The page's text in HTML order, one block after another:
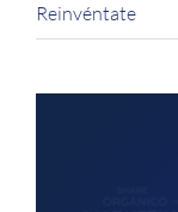
Reinvéntate